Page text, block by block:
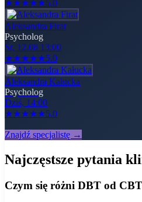
★★★★★5.0
Aleksandra Firat
Psycholog
Śr, 12.08 13:00
★★★★★5.0
Aleksandra Kałucka
Psycholog
Dziś, 14:00
★★★★★5.0
Znajdź specjalistę →
Najczęstsze pytania
Czym się różni DBT od